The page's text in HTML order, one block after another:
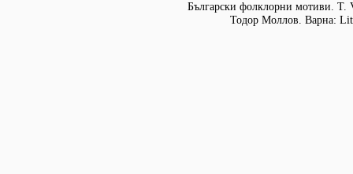
Български фолклорни мотиви. Т.
Тодор Моллов. Варна: